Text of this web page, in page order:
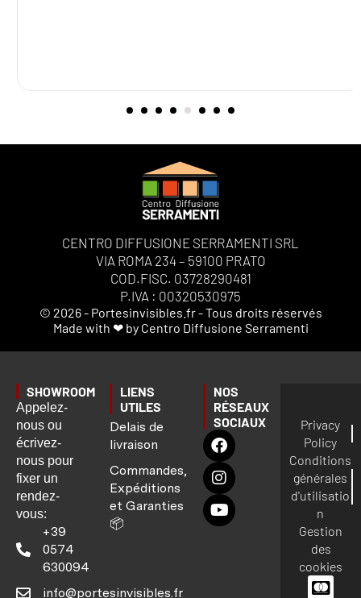
CENTRO DIFFUSIONE SERRAMENTI SRL
VIA ROMA 234 – 59100 PRATO
COD.FISC. 03728290481
P.IVA : 00320530975
© 2026 - Portesinvisibles.fr - Tous droits réservés
Made with ❤ by Centro Diffusione Serramenti
SHOWROOM
Appelez-
nous ou
écrivez-
nous pour
fixer un
rendez-
vous:
+39
0574
630094
info@portesinvisibles.fr
LIENS
UTILES
Delais de
livraison
Commandes,
Expéditions
et Garanties
📦
NOS
RÉSEAUX
SOCIAUX
Privacy
Policy
Conditions
générales
d'utilisatio
n
Gestion
des
cookies